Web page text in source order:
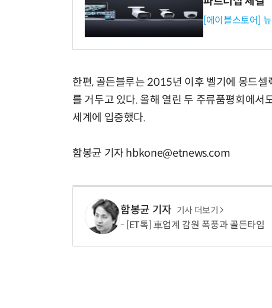
[에이블스토어]
한편, 골든블루는 2015년 이후 벨기에 몽드
를 거두고 있다. 올해 열린 두 주류품평회에
세계에 입증했다.
함봉균 기자 hbkone@etnews.com
함봉균 기자 기사 더보기
[ET톡] 車업계 감원 폭풍과 골든타임